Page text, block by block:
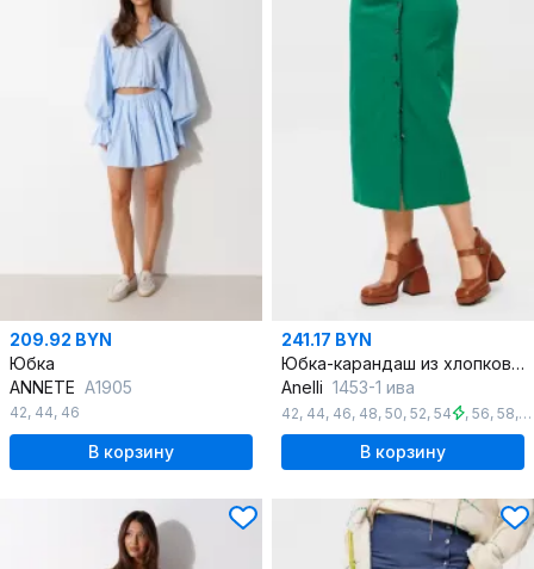
209.92 BYN
Юбка
ANNETE A1905
42, 44, 46
В корзину
241.17 BYN
Юбка-карандаш из хлопкового джинса с ярким цветом
Anelli 1453-1 ива
42, 44, 46, 48, 50, 52, 54 , 56, 58,
В корзину